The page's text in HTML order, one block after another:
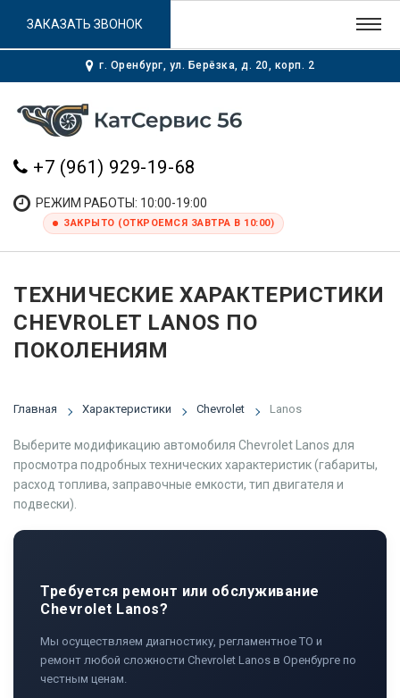
г. Оренбург, ул. Берёзка, д. 20, корп. 2
+7 (961) 929-19-68
РЕЖИМ РАБОТЫ: 10:00-19:00
ЗАКРЫТО (ОТКРОЕМСЯ ЗАВТРА В 10:00)
ЗАКАЗАТЬ ЗВОНОК
ТЕХНИЧЕСКИЕ ХАРАКТЕРИСТИКИ
CHEVROLET LANOS ПО
ПОКОЛЕНИЯМ
Главная Характеристики Chevrolet Lanos
Выберите модификацию автомобиля Chevrolet Lanos для
просмотра подробных технических характеристик (габариты,
расход топлива, заправочные емкости, тип двигателя и
подвески).
Требуется ремонт или обслуживание
Chevrolet Lanos?
Мы осуществляем диагностику, регламентное ТО и
ремонт любой сложности Chevrolet Lanos в Оренбурге по
честным ценам.